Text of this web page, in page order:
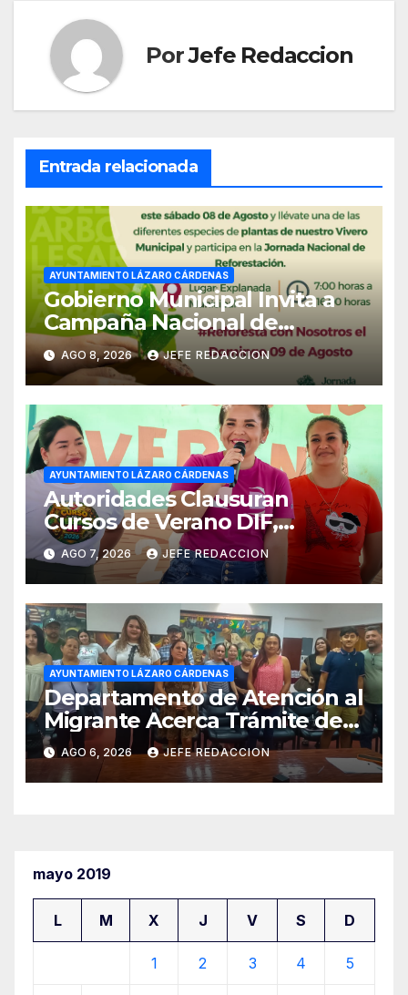
PorJefe Redaccion
Entrada relacionada
AYUNTAMIENTO LÁZARO CÁRDENAS
Gobierno Municipal Invita a
Campaña Nacional de
Reforestación
AGO 8, 2026 JEFE REDACCION
AYUNTAMIENTO LÁZARO CÁRDENAS
Autoridades Clausuran
Cursos de Verano DIF,
Seguridad Pública y Casa de
Cultura 2026
AGO 7, 2026 JEFE REDACCION
AYUNTAMIENTO LÁZARO CÁRDENAS
Departamento de Atención al
Migrante Acerca Trámite de
Pasaportes Estadounidenses
a Residentes de Lázaro
Cárdenas
AGO 6, 2026 JEFE REDACCION
mayo 2019
L M X J V S D
1 2 3 4 5